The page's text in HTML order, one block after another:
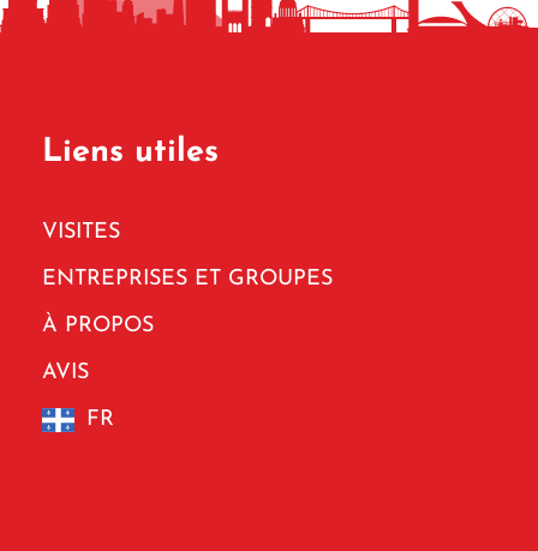
Liens utiles
VISITES
ENTREPRISES ET GROUPES
À PROPOS
AVIS
FR